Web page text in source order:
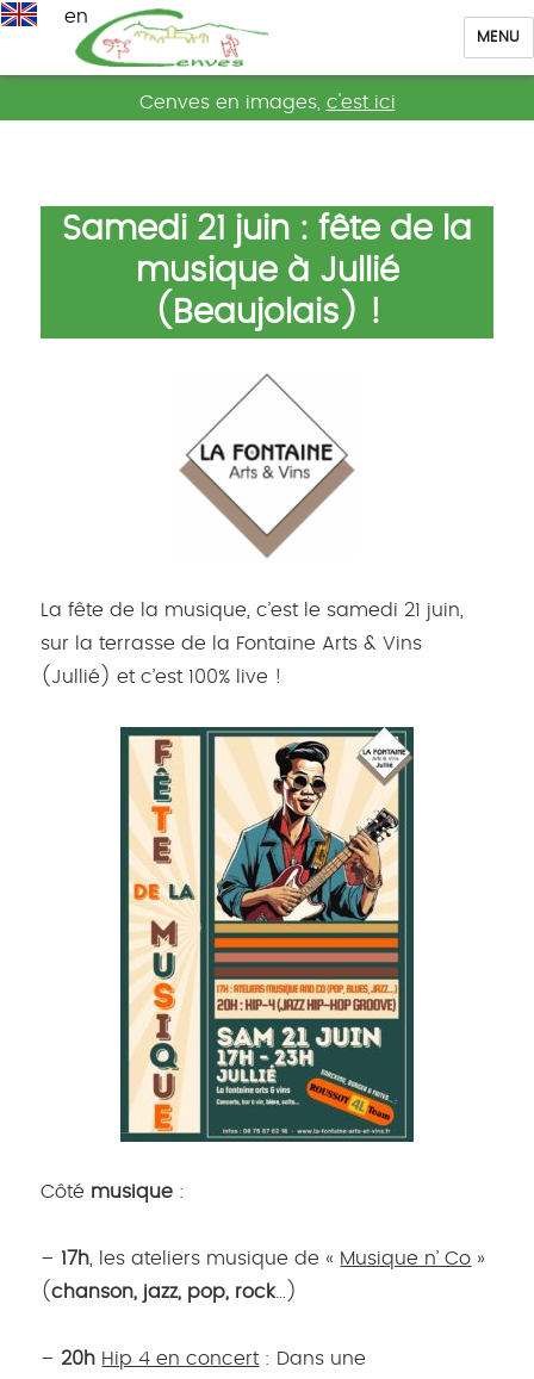
en
Cenves
MENU
Cenves en images, c'est ici
Samedi 21 juin : fête de la
musique à Jullié
(Beaujolais) !
La fête de la musique, c’est le samedi 21 juin,
sur la terrasse de la Fontaine Arts & Vins
(Jullié) et c’est 100% live !
Côté musique :
– 17h , les ateliers musique de « Musique n’ Co »
(chanson, jazz, pop, rock…)
– 20h Hip 4 en concert : Dans une